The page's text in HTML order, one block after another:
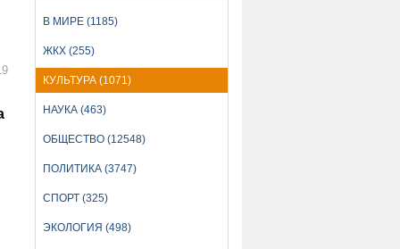
В МИРЕ (1185)
ЖКХ (255)
КУЛЬТУРА (1071)
НАУКА (463)
ОБЩЕСТВО (12548)
ПОЛИТИКА (3747)
СПОРТ (325)
ЭКОЛОГИЯ (498)